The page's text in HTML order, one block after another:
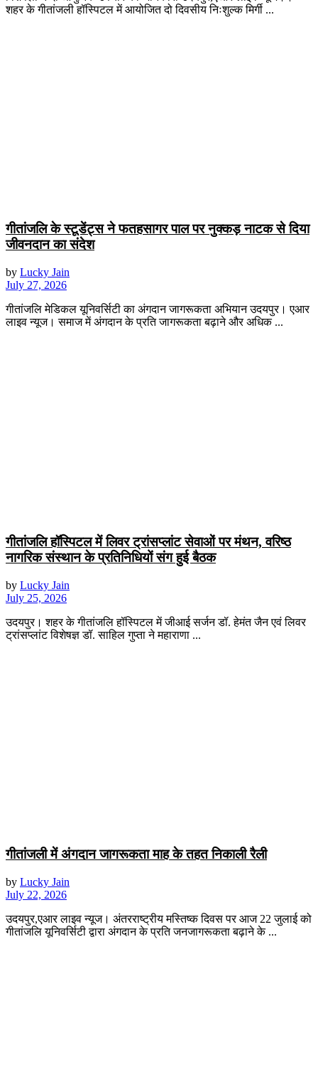
शहर के गीतांजली हॉस्पिटल में आयोजित दो दिवसीय निःशुल्क मिर्गी ...
गीतांजलि के स्टूडेंट्स ने फतहसागर पाल पर नुक्कड़ नाटक से दिया
जीवनदान का संदेश
by Lucky Jain
July 27, 2026
गीतांजलि मेडिकल यूनिवर्सिटी का अंगदान जागरूकता अभियान उदयपुर। एआर
लाइव न्यूज। समाज में अंगदान के प्रति जागरूकता बढ़ाने और अधिक ...
गीतांजलि हॉस्पिटल में लिवर ट्रांसप्लांट सेवाओं पर मंथन, वरिष्ठ
नागरिक संस्थान के प्रतिनिधियों संग हुई बैठक
by Lucky Jain
July 25, 2026
उदयपुर। शहर के गीतांजलि हॉस्पिटल में जीआई सर्जन डॉ. हेमंत जैन एवं लिवर
ट्रांसप्लांट विशेषज्ञ डॉ. साहिल गुप्ता ने महाराणा ...
गीतांजली में अंगदान जागरूकता माह के तहत निकाली रैली
by Lucky Jain
July 22, 2026
उदयपुर,एआर लाइव न्यूज। अंतरराष्ट्रीय मस्तिष्क दिवस पर आज 22 जुलाई को
गीतांजलि यूनिवर्सिटी द्वारा अंगदान के प्रति जनजागरूकता बढ़ाने के ...